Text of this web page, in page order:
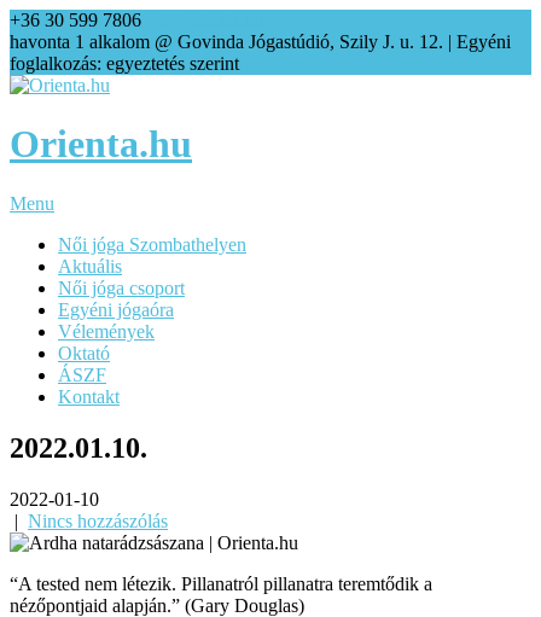
+36 30 599 7806
havonta 1 alkalom @ Govinda Jógastúdió, Szily J. u. 12. | Egyéni
foglalkozás: egyeztetés szerint
Orienta.hu
Menu
Női jóga Szombathelyen
Aktuális
Női jóga csoport
Egyéni jógaóra
Vélemények
Oktató
ÁSZF
Kontakt
2022.01.10.
2022-01-10
| Nincs hozzászólás
“A tested nem létezik. Pillanatról pillanatra teremtődik a
nézőpontjaid alapján.” (Gary Douglas)